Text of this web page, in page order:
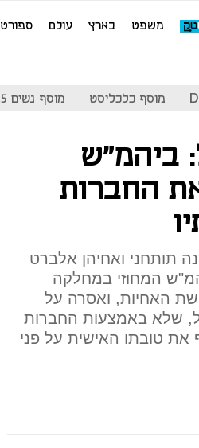
משפט בארץ עולם ספורט
מוסף כלכליסט מוסף נשים 2025
ביהמ"ש
החברות
תותחני ואחיהן אלברט
המחוזי במחלקה
האחיות, ואסרה על
שלא באמצעות החברות
טובתו האישית על פני